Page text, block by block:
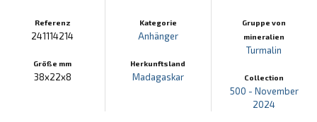
Referenz
241114214
Größe mm
38x22x8
Kategorie
Anhänger
Herkunftsland
Madagaskar
Gruppe von
mineralien
Turmalin
Collection
500 - November
2024